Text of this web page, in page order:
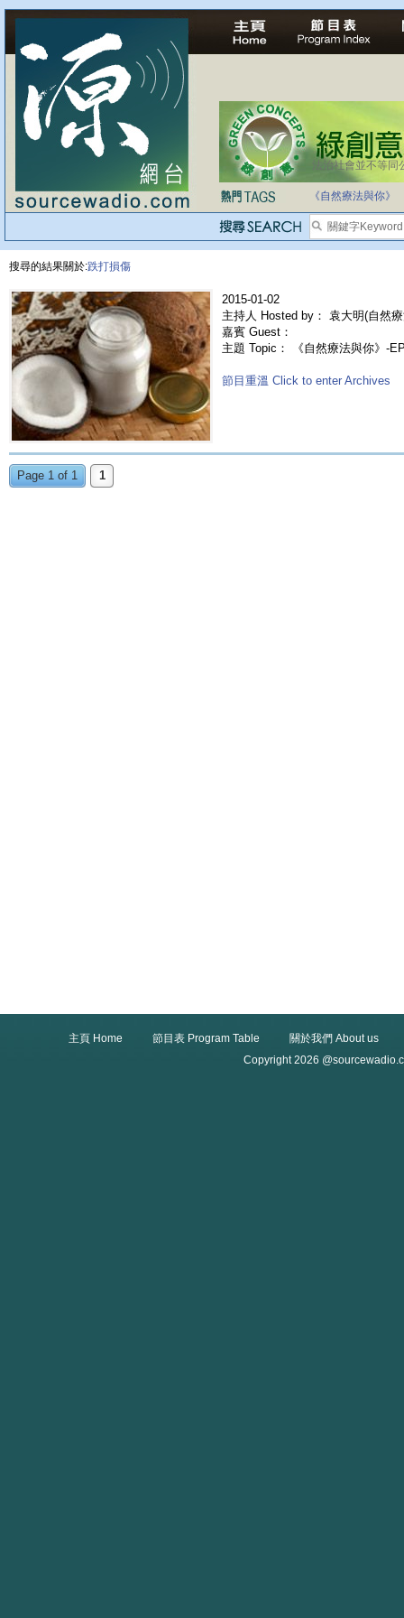
法治社會並不等同
《自然療法與你》
搜尋的結果關於:跌打損傷
2015-01-02
主持人 Hosted by： 袁大明(自然
嘉賓 Guest：
主題 Topic： 《自然療法與你》-
節目重溫 Click to enter Archives
Page 1 of 1 1
主頁 Home 節目表 Program Table
關於我們 About us
Copyright 2026